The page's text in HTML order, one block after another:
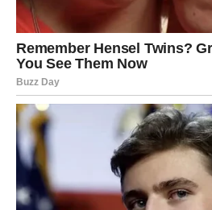
Karma im vraća sve ono što su
pažnju, podršku i dobrotu.
I prvi put posle mnogo vremena
život konačno mazi, a ne kažnjava.